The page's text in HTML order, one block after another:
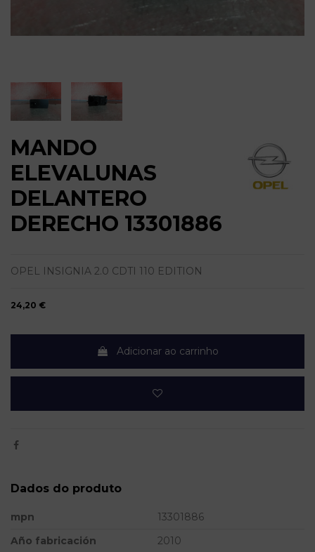
MANDO
ELEVALUNAS
DELANTERO
DERECHO 13301886
OPEL INSIGNIA 2.0 CDTI 110 EDITION
24,20 €
Adicionar ao carrinho
Dados do produto
mpn
13301886
Año fabricación
2010